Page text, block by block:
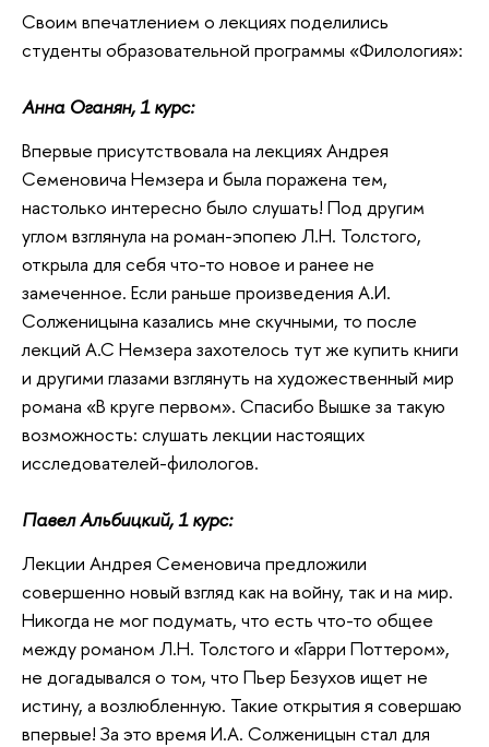
Своим впечатлением о лекциях поделились
студенты образовательной программы «Филология»:
Анна Оганян, 1 курс:
Впервые присутствовала на лекциях Андрея
Семеновича Немзера и была поражена тем,
настолько интересно было слушать! Под другим
углом взглянула на роман-эпопею Л.Н. Толстого,
открыла для себя что-то новое и ранее не
замеченное. Если раньше произведения А.И.
Солженицына казались мне скучными, то после
лекций А.С Немзера захотелось тут же купить книги
и другими глазами взглянуть на художественный мир
романа «В круге первом». Спасибо Вышке за такую
возможность: слушать лекции настоящих
исследователей-филологов.
Павел Альбицкий, 1 курс:
Лекции Андрея Семеновича предложили
совершенно новый взгляд как на войну, так и на мир.
Никогда не мог подумать, что есть что-то общее
между романом Л.Н. Толстого и «Гарри Поттером»,
не догадывался о том, что Пьер Безухов ищет не
истину, а возлюбленную. Такие открытия я совершаю
впервые! За это время И.А. Солженицын стал для